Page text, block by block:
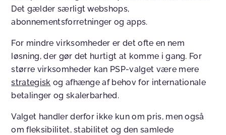
Det gælder særligt webshops,
abonnementsforretninger og apps.
For mindre virksomheder er det ofte en nem
løsning, der gør det hurtigt at komme i gang. For
større virksomheder kan PSP-valget være mere
strategisk og afhænge af behov for internationale
betalinger og skalerbarhed.
Valget handler derfor ikke kun om pris, men også
om fleksibilitet, stabilitet og den samlede